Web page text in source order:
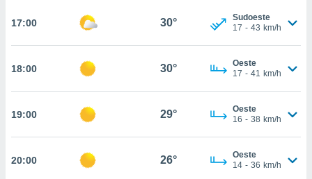
caso,
para
cookies
ou
17:00 30°
Sudoeste
17 - 43 km/h
18:00 30°
Oeste
17 - 41 km/h
19:00 29°
Oeste
16 - 38 km/h
20:00 26°
Oeste
14 - 36 km/h